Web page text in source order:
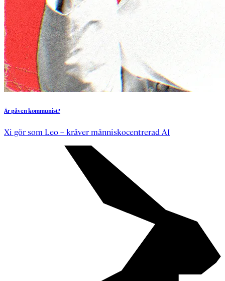
Ärpåvenkommunist?
Xi gör som Leo – kräver människocentrerad AI